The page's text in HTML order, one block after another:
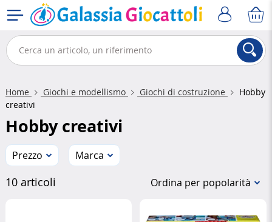
Home Giochi e modellismo Giochi di costruzione
Hobby
creativi
Hobby creativi
Prezzo Marca
10 articoli Ordina per popolarità